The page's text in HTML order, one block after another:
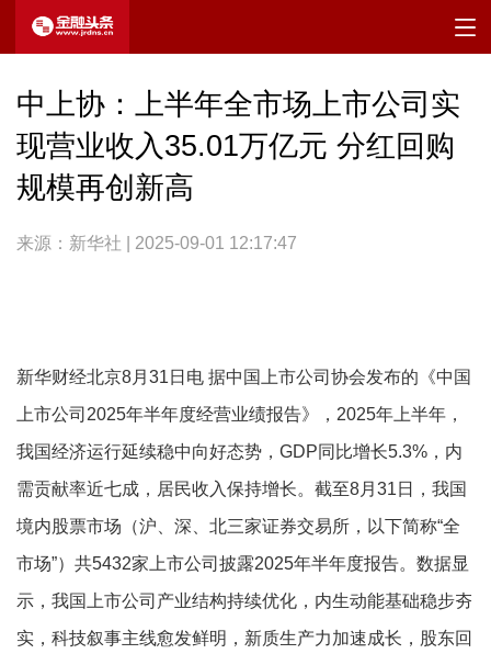
中上协：上半年全市场上市公司实
现营业收入35.01万亿元 分红回购
规模再创新高
来源：新华社 | 2025-09-01 12:17:47
新华财经北京8月31日电 据中国上市公司协会发布的《中国
上市公司2025年半年度经营业绩报告》，2025年上半年，
我国经济运行延续稳中向好态势，GDP同比增长5.3%，内
需贡献率近七成，居民收入保持增长。截至8月31日，我国
境内股票市场（沪、深、北三家证券交易所，以下简称“全
市场”）共5432家上市公司披露2025年半年度报告。数据显
示，我国上市公司产业结构持续优化，内生动能基础稳步夯
实，科技叙事主线愈发鲜明，新质生产力加速成长，股东回